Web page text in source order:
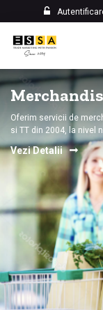
Oferim servicii de
si TT din 2004, la nivel
Vezi Detalii